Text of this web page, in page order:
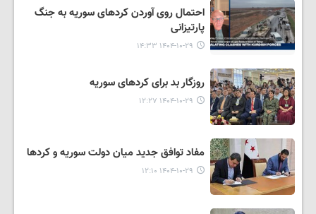
احتمال روی آوردن کردهای سوریه به جنگ
پارتیزانی
۱۴۰۴-۱۰-۲۹ ۱۴:۳۳
روزگار بد برای کردهای سوریه
۱۴۰۴-۱۰-۲۹ ۱۲:۲۷
مفاد توافق جدید میان دولت سوریه و کردها
۱۴۰۴-۱۰-۲۹ ۱۲:۱۰